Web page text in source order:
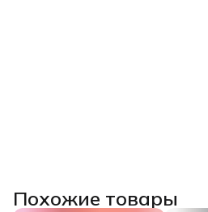
Похожие товары